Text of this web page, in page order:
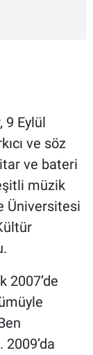
Eylül
ve söz
ve bateri
müzik
Üniversitesi
2007’de